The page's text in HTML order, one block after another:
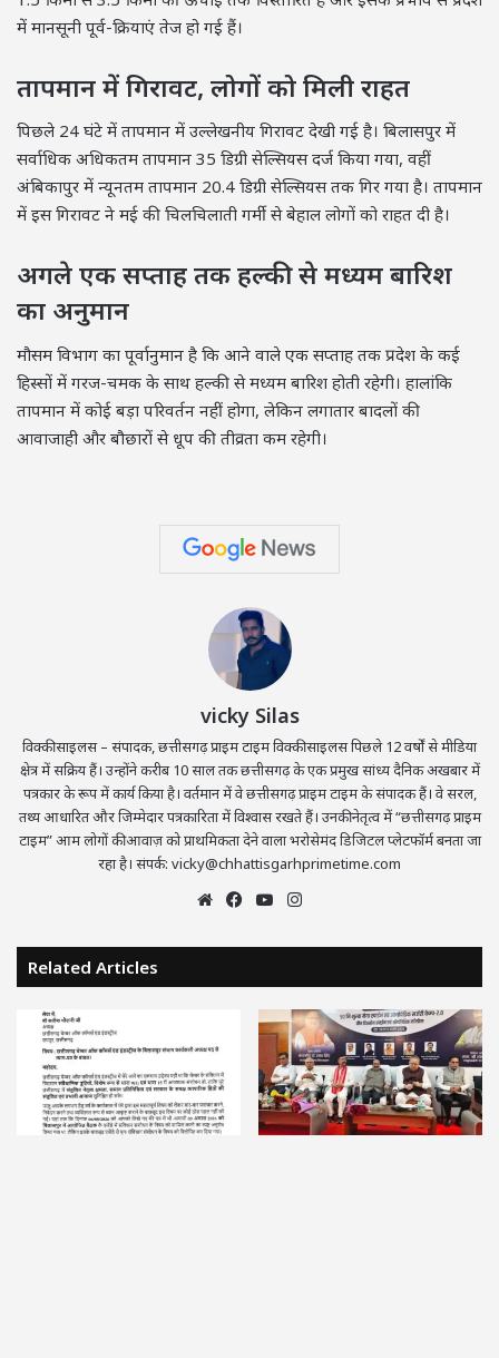
में मानसूनी पूर्व-क्रियाएं तेज हो गई हैं।
तापमान में गिरावट, लोगों को मिली राहत
पिछले 24 घंटे में तापमान में उल्लेखनीय गिरावट देखी गई है। बिलासपुर में
सर्वाधिक अधिकतम तापमान 35 डिग्री सेल्सियस दर्ज किया गया, वहीं
अंबिकापुर में न्यूनतम तापमान 20.4 डिग्री सेल्सियस तक गिर गया है। तापमान
में इस गिरावट ने मई की चिलचिलाती गर्मी से बेहाल लोगों को राहत दी है।
अगले एक सप्ताह तक हल्की से मध्यम बारिश
का अनुमान
मौसम विभाग का पूर्वानुमान है कि आने वाले एक सप्ताह तक प्रदेश के कई
हिस्सों में गरज-चमक के साथ हल्की से मध्यम बारिश होती रहेगी। हालांकि
तापमान में कोई बड़ा परिवर्तन नहीं होगा, लेकिन लगातार बादलों की
आवाजाही और बौछारों से धूप की तीव्रता कम रहेगी।
vicky Silas
विक्की साइलस – संपादक, छत्तीसगढ़ प्राइम टाइम विक्की साइलस पिछले 12 वर्षों से मीडिया
क्षेत्र में सक्रिय हैं। उन्होंने करीब 10 साल तक छत्तीसगढ़ के एक प्रमुख सांध्य दैनिक अखबार में
पत्रकार के रूप में कार्य किया है। वर्तमान में वे छत्तीसगढ़ प्राइम टाइम के संपादक हैं। वे सरल,
तथ्य आधारित और जिम्मेदार पत्रकारिता में विश्वास रखते हैं। उनकी नेतृत्व में “छत्तीसगढ़ प्राइम
टाइम” आम लोगों की आवाज़ को प्राथमिकता देने वाला भरोसेमंद डिजिटल प्लेटफॉर्म बनता जा
रहा है। संपर्क: vicky@chhattisgarhprimetime.com
WebsiteFacebookYouTube
Related Articles